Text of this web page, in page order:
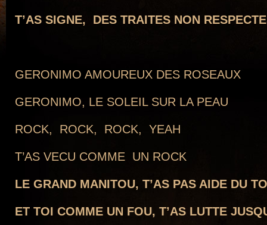
T’AS SIGNE, DES TRAITES NON
GERONIMO AMOUREUX DES ROSEAUX
GERONIMO, LE SOLEIL SUR LA PEAU
ROCK, ROCK, ROCK, YEAH
T’AS VECU COMME UN ROCK
LE GRAND MANITOU, T’AS PAS AIDE DU
ET TOI COMME UN FOU, T’AS LUTTE